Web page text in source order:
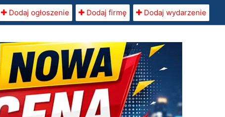
Dodaj ogłoszenie Dodaj firmę Dodaj wydarzenie